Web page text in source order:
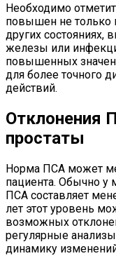
Необходимо
повышен не только
других состояниях,
железы или
повышенных
для более точного
действий.
Отклонения
простаты
Норма ПСА может
пациента. Обычно у
ПСА составляет
лет этот уровень
возможных
регулярные
динамику